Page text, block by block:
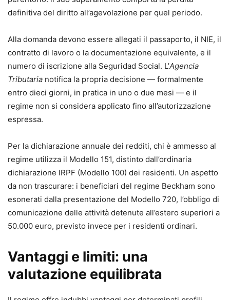
definitiva del diritto all’agevolazione per quel periodo.
Alla domanda devono essere allegati il passaporto, il NIE, il
contratto di lavoro o la documentazione equivalente, e il
numero di iscrizione alla Seguridad Social. L’Agencia
Tributaria notifica la propria decisione — formalmente
entro dieci giorni, in pratica in uno o due mesi — e il
regime non si considera applicato fino all’autorizzazione
espressa.
Per la dichiarazione annuale dei redditi, chi è ammesso al
regime utilizza il Modello 151, distinto dall’ordinaria
dichiarazione IRPF (Modello 100) dei residenti. Un aspetto
da non trascurare: i beneficiari del regime Beckham sono
esonerati dalla presentazione del Modello 720, l’obbligo di
comunicazione delle attività detenute all’estero superiori a
50.000 euro, previsto invece per i residenti ordinari.
Vantaggi e limiti: una
valutazione equilibrata